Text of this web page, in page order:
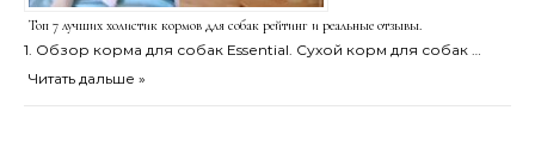
Топ 7 лучших холистик кормов для собак рейтинг и реальные отзывы.
1. Обзор корма для собак Essential. Сухой корм для собак …
Читать дальше »